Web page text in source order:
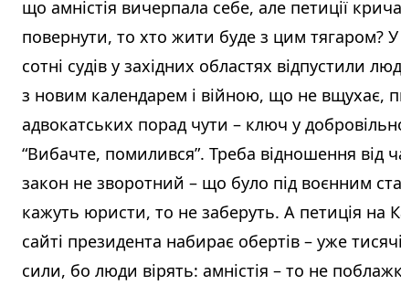
що амністія вичерпала себе, але петиції
повернути, то хто жити буде з цим тягаром?
сотні судів у західних областях відпустили
з новим календарем і війною, що не вщухає,
адвокатських порад чути – ключ у
“Вибачте, помилився”. Треба відношення від
закон не зворотний – що було під воєнним
кажуть юристи, то не заберуть. А петиція на
сайті президента набирає обертів – уже
сили, бо люди вірять: амністія – то не